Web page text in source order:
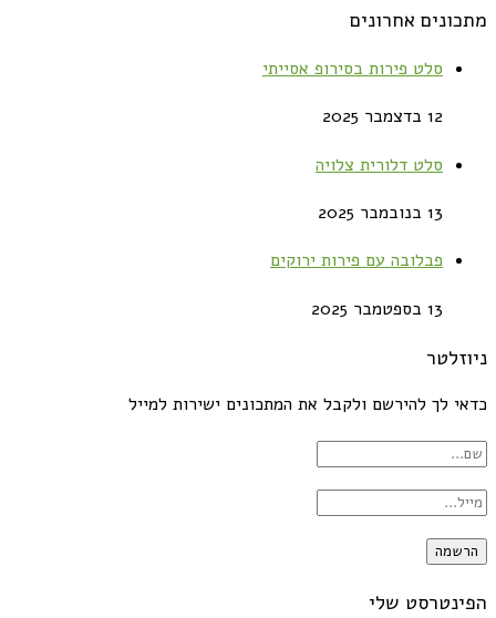
מתכונים אחרונים
סלט פירות בסירופ אסייתי
12 בדצמבר 2025
סלט דלורית צלויה
13 בנובמבר 2025
פבלובה עם פירות ירוקים
13 בספטמבר 2025
ניוזלטר
כדאי לך להירשם ולקבל את המתכונים ישירות למייל
הפינטרסט שלי